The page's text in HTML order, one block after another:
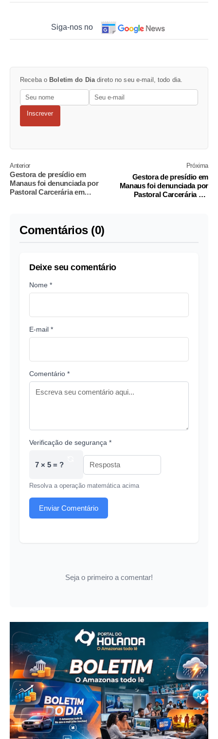
Siga-nos no
Receba o Boletim do Diadireto no seu e-mail, todo dia.
Inscrever
Anterior
Gestora de presídio em
Manaus foi denunciada por
Pastoral Carcerária em
Próxima
Gestora de presídio em
Manaus foi denunciada por
Pastoral Carcerária em
Comentários (0)
Deixe seu comentário
Nome *
E-mail *
Comentário *
Verificação de segurança *
7 × 5 = ?
Resolva a operação matemática acima
Enviar Comentário
Seja o primeiro a comentar!